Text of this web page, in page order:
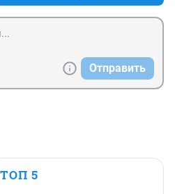
Отправить
ТОП 5